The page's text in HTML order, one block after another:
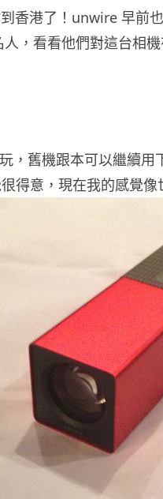
香港了！unwire 早前
，看看他們對這台相機
，舊機跟本可以繼續
得意，現在我的感覺像